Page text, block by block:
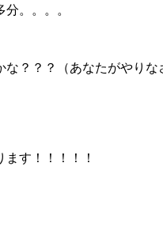
。。。。
？？？（あなたがやり
す！！！！！